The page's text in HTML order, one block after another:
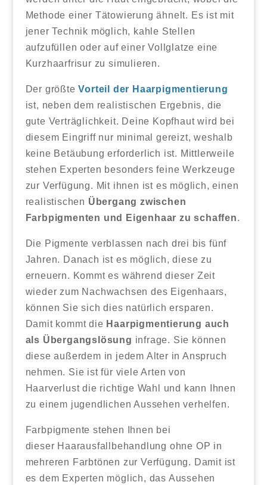
Methode einer Tätowierung ähnelt. Es ist mit
jener Technik möglich, kahle Stellen
aufzufüllen oder auf einer Vollglatze eine
Kurzhaarfrisur zu simulieren.
Der größteVorteil der Haarpigmentierung
ist, neben dem realistischen Ergebnis, die
gute Verträglichkeit. Deine Kopfhaut wird bei
diesem Eingriff nur minimal gereizt, weshalb
keine Betäubung erforderlich ist. Mittlerweile
stehen Experten besonders feine Werkzeuge
zur Verfügung. Mit ihnen ist es möglich, einen
realistischen Übergang zwischen
Farbpigmenten und Eigenhaar zu schaffen.
Die Pigmente verblassen nach drei bis fünf
Jahren. Danach ist es möglich, diese zu
erneuern. Kommt es während dieser Zeit
wieder zum Nachwachsen des Eigenhaars,
können Sie sich dies natürlich ersparen.
Damit kommt die Haarpigmentierung auch
als Übergangslösung infrage. Sie können
diese außerdem in jedem Alter in Anspruch
nehmen. Sie ist für viele Arten von
Haarverlust die richtige Wahl und kann Ihnen
zu einem jugendlichen Aussehen verhelfen.
Farbpigmente stehen Ihnen bei
dieser Haarausfallbehandlung ohne OP in
mehreren Farbtönen zur Verfügung. Damit ist
es dem Experten möglich, das Aussehen